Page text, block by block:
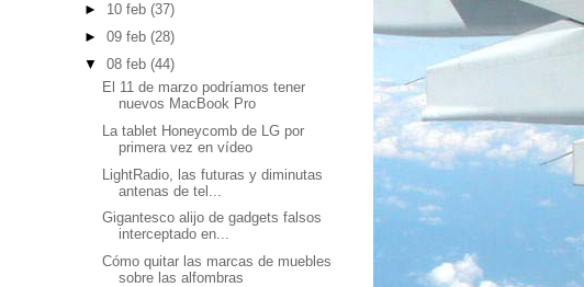
► 10 feb(37)
►09 feb(28)
▼08 feb(44)
El 11 de marzo podríamos tener
nuevos MacBook Pro
La tablet Honeycomb de LG por
primera vez en vídeo
LightRadio, las futuras y diminutas
antenas de tel...
Gigantesco alijo de gadgets falsos
interceptado en...
Cómo quitar las marcas de muebles
sobre las alfombras